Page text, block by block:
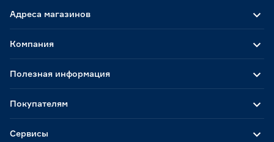
Адреса магазинов
Компания
Полезная информация
Покупателям
Сервисы